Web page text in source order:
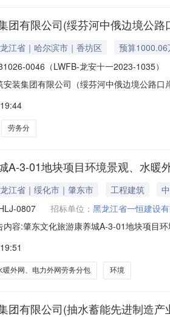
团有限公司(绥芬河中俄边境公
江省｜哈尔滨市｜香坊区
预算1000.06
0046（LWFB-龙安十一2023-1035）
安装集团有限公司（绥芬河中俄边境公路
）三、采购方式：竞价采购四、采购需
劳务分
A-3-01地块项目环境景观、水暖
江省｜绥化市｜肇东市 工程建筑
0807 招标单位： 黑龙江省一恒建设
内容:肇东文化旅游康养城A-3-01地块项目
龙维建筑劳务分包有限公司中标价格：
暖外网、电力外网劳务分包 环境
团有限公司(抽水蓄能先进制造